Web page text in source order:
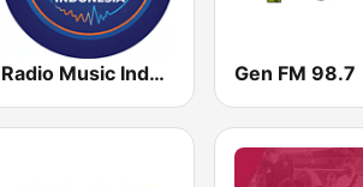
Radio Music Indonesia Gen FM 98.7